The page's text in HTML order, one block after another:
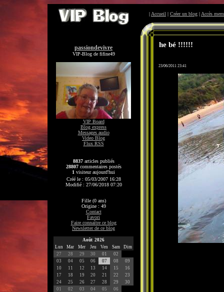
passiondevivre
VIP-Blog de fifine49
VIP Board
Blog express
Messages audio
Video Blog
Flux RSS
8837articles publiés
28807commentaires postés
1 visiteur aujourd'hui
Créé le : 05/03/2007 16:28
Modifié : 27/06/2018 07:20
Fille (0 ans)
Origine : 49
Contact
Favori
Faire connaître ce blog
Newsletter de ce blog
Août 2026
Lun
Mar Mer Jeu Ven Sam
Dim
27
28 29 30 01
02
03
04 05 06 07 08
09
10
11 12 13 14 15
16
17
18 19 20 21 22
23
24
25 26 27 28 29
30
01
02 03 04 05 06
| Accueil | Créer un blog | Accès
he bé !!!!!!
23/06/2011 23:41